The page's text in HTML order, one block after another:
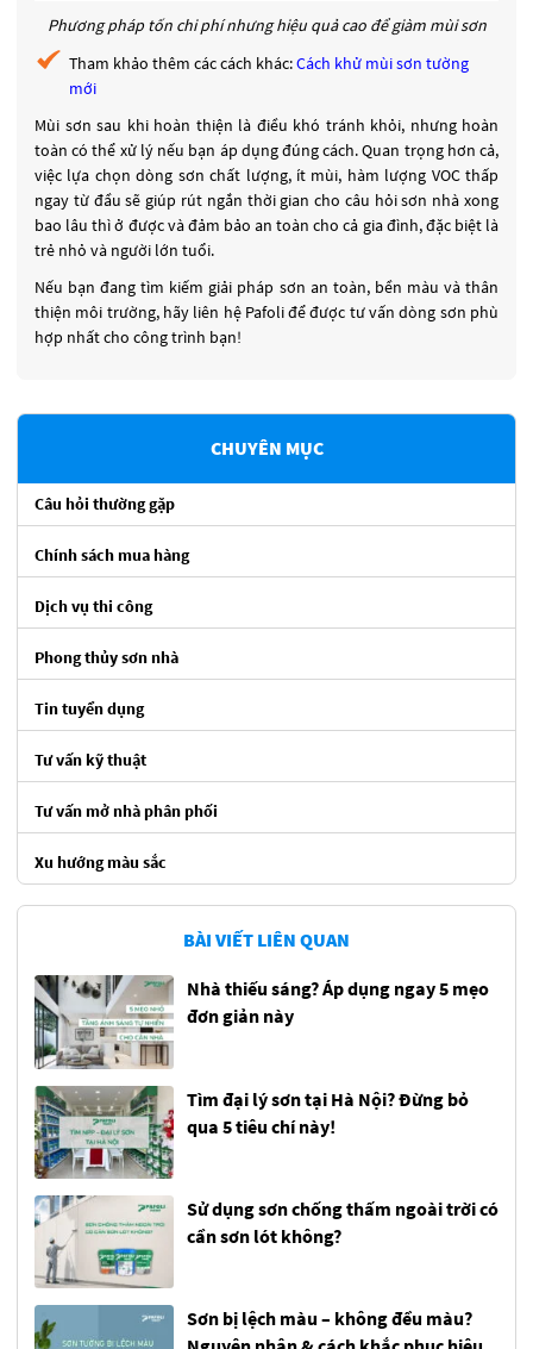
Phương pháp tốn chi phí nhưng hiệu quả cao để giàm mùi sơn
Tham khảo thêm các cách khác:Cách khử mùi sơn tường
mới
Mùi sơn sau khi hoàn thiện là điều khó tránh khỏi, nhưng hoàn
toàn có thể xử lý nếu bạn áp dụng đúng cách. Quan trọng hơn cả,
việc lựa chọn dòng sơn chất lượng, ít mùi, hàm lượng VOC thấp
ngay từ đầu sẽ giúp rút ngắn thời gian cho câu hỏi sơn nhà xong
bao lâu thì ở được và đảm bảo an toàn cho cả gia đình, đặc biệt là
trẻ nhỏ và người lớn tuổi.
Nếu bạn đang tìm kiếm giải pháp sơn an toàn, bền màu và thân
thiện môi trường, hãy liên hệ Pafoli để được tư vấn dòng sơn phù
hợp nhất cho công trình bạn!
CHUYÊN MỤC
Câu hỏi thường gặp
Chính sách mua hàng
Dịch vụ thi công
Phong thủy sơn nhà
Tin tuyển dụng
Tư vấn kỹ thuật
Tư vấn mở nhà phân phối
Xu hướng màu sắc
BÀI VIẾT LIÊN QUAN
Nhà thiếu sáng? Áp dụng ngay 5 mẹo
đơn giản này
Tìm đại lý sơn tại Hà Nội? Đừng bỏ
qua 5 tiêu chí này!
Sử dụng sơn chống thấm ngoài trời có
cần sơn lót không?
Sơn bị lệch màu – không đều màu?